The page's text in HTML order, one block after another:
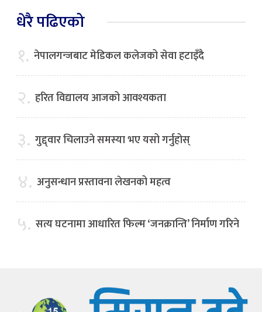
धेरै पढिएको
१. नेपालगन्जबाट मेडिकल कलेजको सेवा हटाइँदै
२. हरित विद्यालय आजको आवश्यकता
३. गुद्द्वार चिलाउने समस्या भए यसो गर्नुहोस्
४. अनुसन्धान प्रस्तावना लेखनको महत्व
५. सत्य घटनामा आधारित फिल्म ‘जनक्रान्ति’ निर्माण गरिने